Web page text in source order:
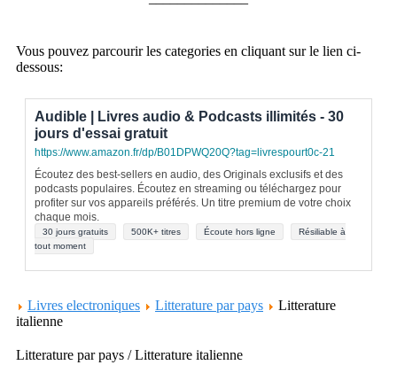
Vous pouvez parcourir les categories en cliquant sur le lien ci-
dessous:
Audible | Livres audio & Podcasts illimités - 30
jours d'essai gratuit
https://www.amazon.fr/dp/B01DPWQ20Q?tag=livrespourt0c-21
Écoutez des best-sellers en audio, des Originals exclusifs et des
podcasts populaires. Écoutez en streaming ou téléchargez pour
profiter sur vos appareils préférés. Un titre premium de votre choix
chaque mois.
30 jours gratuits 500K+ titres Écoute hors ligne
Résiliable à
tout moment
Livres electroniques Litterature par pays
Litterature
italienne
Litterature par pays / Litterature italienne